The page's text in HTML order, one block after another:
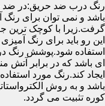
رنگ درب ضد حریق:در ضد
باشد و نمی توان برای
گرفت.زیرا با کوچک ترین
این رو باید برای رنگ
استفاده شود.پوشش رنگ
ای باشد که در برابر آتش
ایجاد کند.رنگ مورد
باشد و به روش
کوره تثبیت می گردد.